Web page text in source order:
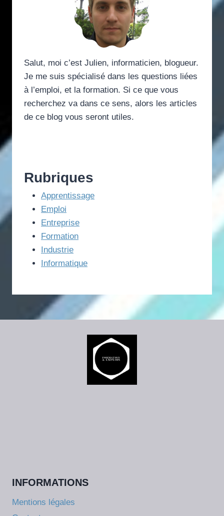
Salut, moi c’est Julien, informaticien, blogueur.
Je me suis spécialisé dans les questions liées
à l’emploi, et la formation. Si ce que vous
recherchez va dans ce sens, alors les articles
de ce blog vous seront utiles.
Rubriques
Apprentissage
Emploi
Entreprise
Formation
Industrie
Informatique
INFORMATIONS
Mentions légales